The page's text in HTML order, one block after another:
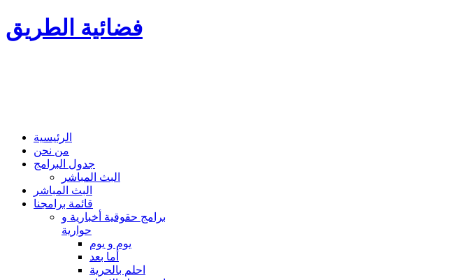
فضائية الطريق
الرئيسية
من نحن
جدول البرامج
البث المباشر
البث المباشر
قائمة برامجنا
برامج حقوقية أخبارية و
حوارية
يوم و يوم
أما بعد
احلم بالحرية